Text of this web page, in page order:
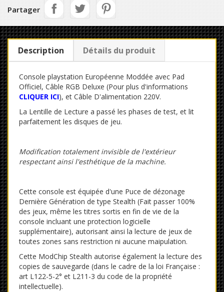
Partager
Description Détails du produit
Console playstation Européenne Moddée avec Pad
Officiel, Câble RGB Deluxe (Pour plus d'informations
CLIQUER ICI), et Câble D'alimentation 220V.
La Lentille de Lecture a passé les phases de test, et lit
parfaitement les disques de jeu.
Modification totalement invisible de l'extérieur
respectant ainsi l'esthétique de la machine.
Cette console est équipée d'une Puce de dézonage
Dernière Génération de type Stealth (Fait passer 100%
des jeux, même les titres sortis en fin de vie de la
console incluant une protection logicielle
supplémentaire), autorisant ainsi la lecture de jeux de
toutes zones sans restriction ni aucune maipulation.
Cette ModChip Stealth autorise également la lecture des
copies de sauvegarde (dans le cadre de la loi Française :
art L122-5-2° et L211-3 du code de la propriété
intellectuelle).